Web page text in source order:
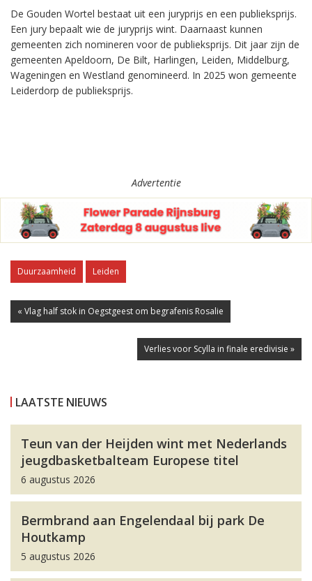
De Gouden Wortel bestaat uit een juryprijs en een publieksprijs.
Een jury bepaalt wie de juryprijs wint. Daarnaast kunnen
gemeenten zich nomineren voor de publieksprijs. Dit jaar zijn de
gemeenten Apeldoorn, De Bilt, Harlingen, Leiden, Middelburg,
Wageningen en Westland genomineerd. In 2025 won gemeente
Leiderdorp de publieksprijs.
Advertentie
Duurzaamheid Leiden
« Vlag half stok in Oegstgeest om begrafenis Rosalie
Verlies voor Scylla in finale eredivisie »
LAATSTE NIEUWS
Teun van der Heijden wint met Nederlands
jeugdbasketbalteam Europese titel
6 augustus 2026
Bermbrand aan Engelendaal bij park De
Houtkamp
5 augustus 2026